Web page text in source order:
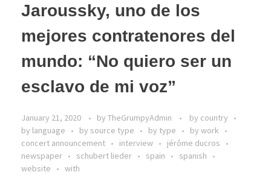
Jaroussky, uno de los
mejores contratenores del
mundo: “No quiero ser un
esclavo de mi voz”
January 21, 2020 by TheGrumpyAdmin
by country
by language
by source type by type
by work
concert announcement
interview
jérôme ducros
newspaper
schubert lieder spain
spanish
website
with